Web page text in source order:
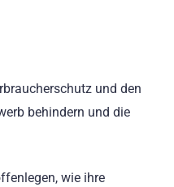
und den
behindern und die
wie ihre